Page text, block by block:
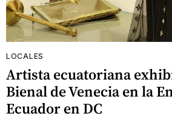
LOCALES
Artista ecuatoriana
Bienal de Venecia en la
Ecuador en DC